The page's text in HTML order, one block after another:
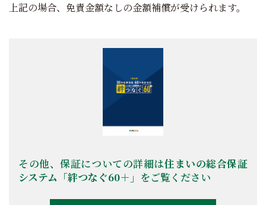
上記の場合、免責金額なしの金額補償が受けられます。
その他、保証についての詳細は住まいの総合保証
システム「絆つなぐ60＋」 をご覧ください